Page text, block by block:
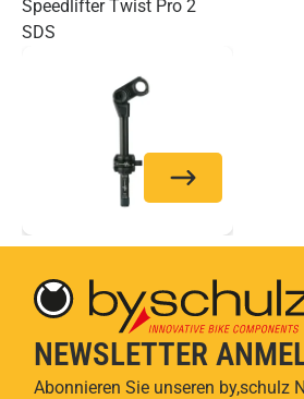
Speedlifter Twist Pro 2
SDS
NEWSLETTER
Abonnieren Sie unseren by,schulz